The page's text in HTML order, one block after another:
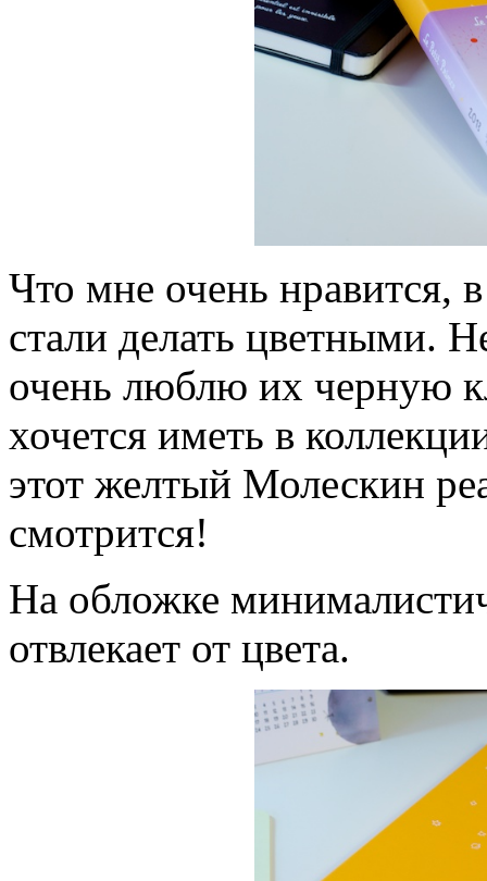
Что мне очень нравится,
стали делать цветными.
очень люблю их черную
хочется иметь в
этот желтый Молескин
смотрится!
На обложке
отвлекает от цвета.